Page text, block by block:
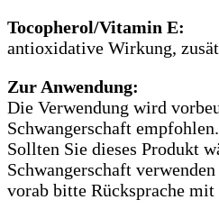
Tocopherol/Vitamin E:
antioxidative Wirkung,
Zur Anwendung:
Die Verwendung wird
Schwangerschaft empfohlen.
Sollten Sie dieses Produkt
Schwangerschaft
vorab bitte Rücksprache